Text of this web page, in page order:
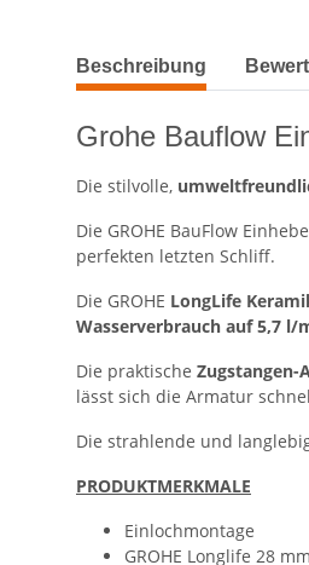
weitere Registerkarten
Beschreibung
Grohe Bauflow
Die stilvolle,
Die GROHE BauFlow
perfekten letzten Schliff.
Die GROHE LongLife
Wasserverbrauch auf 5,7 l/
Die praktische
lässt sich die Armatur
Die strahlende und
PRODUKTMERKMALE
Einlochmontage
GROHE Longlife 28